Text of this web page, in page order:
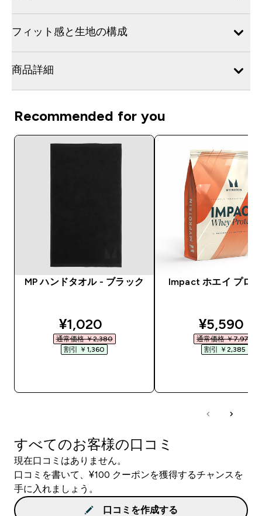
フィット感と生地の構成
商品詳細
Recommended for you
MP ハンドタオル - ブラック
discounted price
¥1,020‎
通常価格 ￥2,380‎
割引 ￥1,360‎
Impact ホエイ プロ
¥5,590‎
通常価格 ￥7,975‎
割引 ￥2,385‎
すべてのお客様の口コミ
現在口コミはありません。
口コミを書いて、¥100 クーポンを獲得するチャンスを
手に入れましょう。
口コミを作成する